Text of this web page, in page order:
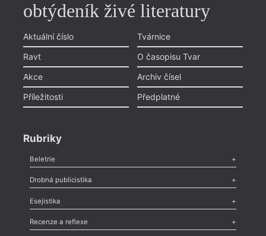
obtýdeník živé literatury
Aktuální číslo
Ravt
Akce
Příležitosti
Tvárnice
O časopisu Tvar
Archiv čísel
Předplatné
Rubriky
Beletrie
Poezie,Próza,Dokumenty
Drobná publicistika
Odlesk
Nekrolog,Glosa,Sloupek,Pozvánka,Literární soutěž,
Esejistika
Esej ,Pádlo,Úvaha
Recenze a reflexe